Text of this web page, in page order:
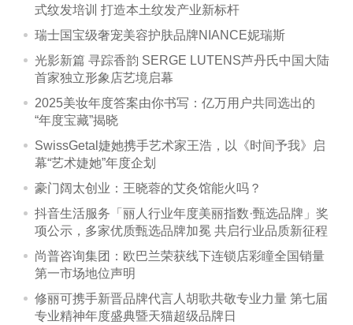
式纹发培训 打造本土纹发产业新标杆
瑞士国宝级奢宠美容护肤品牌NIANCE妮瑞斯
光影新篇 寻踪香韵 SERGE LUTENS芦丹氏中国大陆
首家独立形象店艺境启幕
2025美妆年度答案由你书写：亿万用户共同选出的
“年度宝藏”揭晓
SwissGetal婕她携手艺术家王浩，以《时间予我》启
幕“艺术婕她”年度企划
豪门阔太创业：王晓蓉的艾灸馆能火吗？
抖音生活服务「丽人行业年度美丽指数·甄选品牌」奖
项公示，多家优质甄选品牌加冕 共启行业品质新征程
尚普咨询集团：欧巴兰荣获线下连锁店彩瞳全国销量
第一市场地位声明
修丽可携手新晋品牌代言人胡歌共敬专业力量 第七届
专业精神年度盛典暨天猫超级品牌日